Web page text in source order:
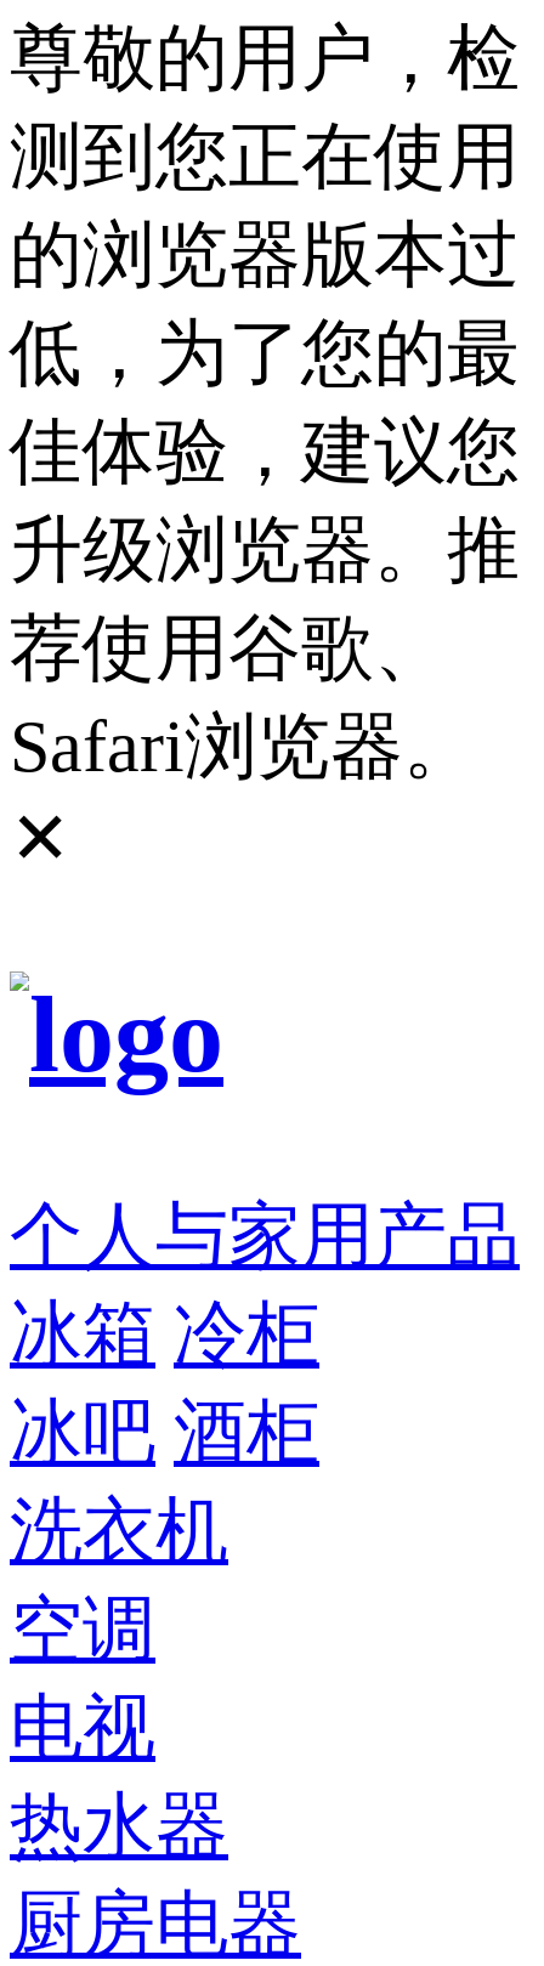
尊敬的用户，检
测到您正在使用
的浏览器版本过
低，为了您的最
佳体验，建议您
升级浏览器。推
荐使用谷歌、
Safari浏览器。
✕
个人与家用产品
冰箱 冷柜
冰吧 酒柜
洗衣机
空调
电视
热水器
厨房电器